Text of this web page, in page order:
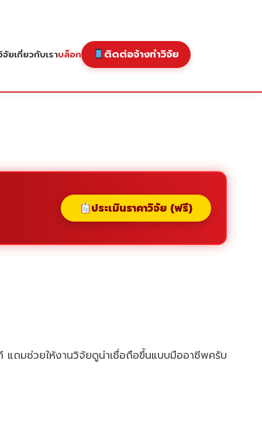
จัยเกี่ยวกับเราบล็อก ติดต่อจ้างทำวิจัย
ประเมินราคาวิจัย (ฟรี)
แถมช่วยให้งานวิจัยดูน่าเชื่อถือขึ้นแบบมืออาชีพครับ